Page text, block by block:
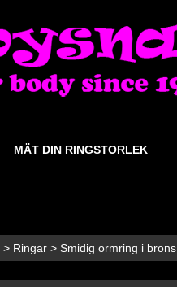
MÄT DIN RINGSTORLEK
> Ringar > Smidig ormring i brons.